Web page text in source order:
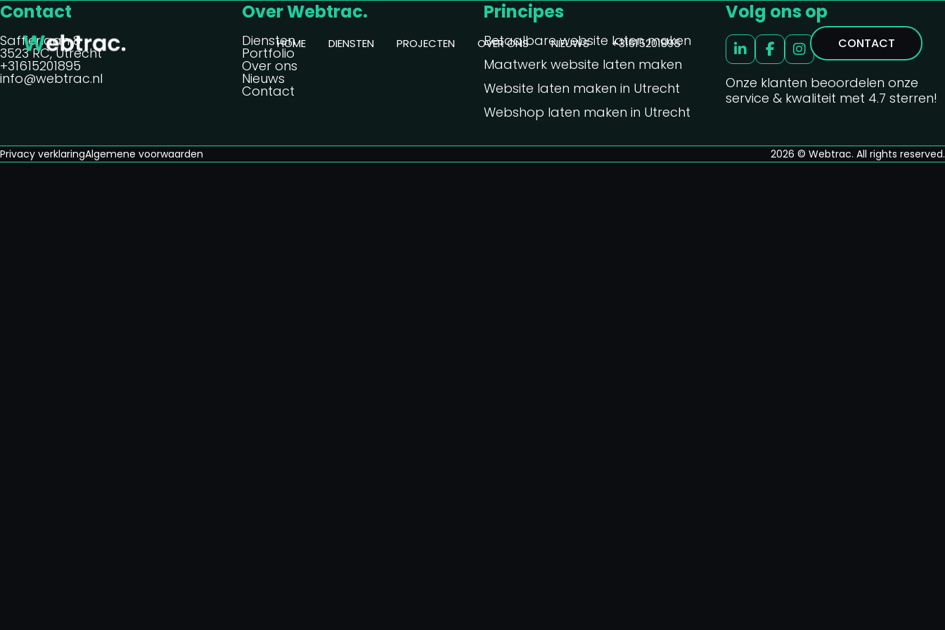
HOME DIENSTEN PROJECTEN OVER ONS NIEUWS +31615201895 CONTACT
Contact
Saffierlaan 8
3523 RC, Utrecht
+31615201895
info@webtrac.nl
Over Webtrac.
Diensten
Portfolio
Over ons
Nieuws
Contact
Principes
Betaalbare website laten maken
Maatwerk website laten maken
Website laten maken in Utrecht
Webshop laten maken in Utrecht
Volg ons op
Onze klanten beoordelen onze
service & kwaliteit met 4.7 sterren!
Privacy verklaringAlgemene voorwaarden 2026 © Webtrac. All rights reserved.